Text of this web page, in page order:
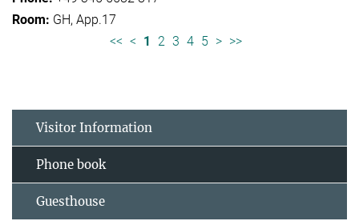
GH, App.17
<< < 1 2 3 4 5 > >>
Visitor Information
Phone book
Guesthouse